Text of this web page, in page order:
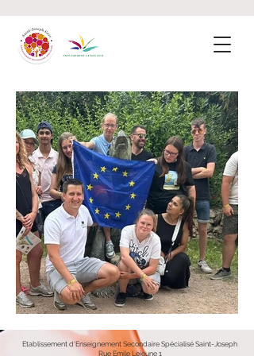
Etablissement d'Enseignement Secondaire Spécialisé Saint-Joseph
Rue Emile Lejeune 1